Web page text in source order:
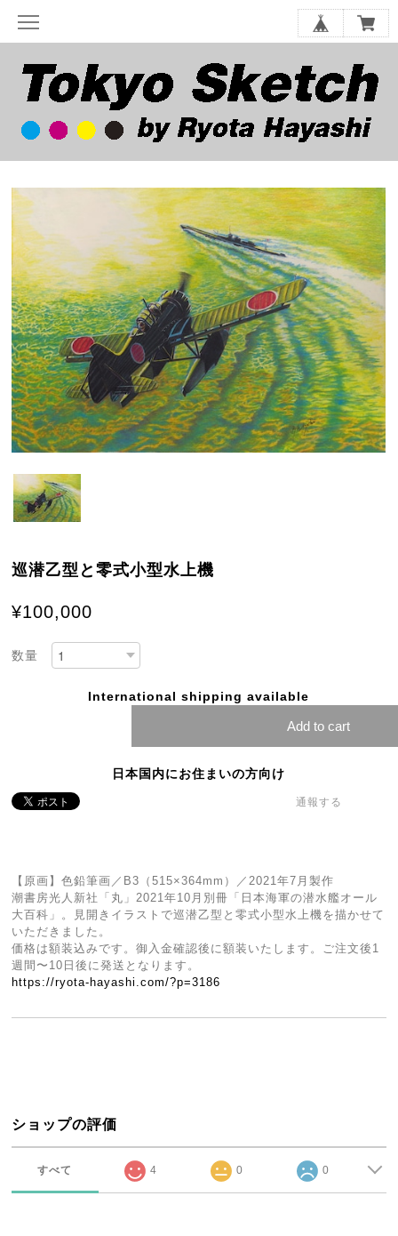
巡潜乙型と零式小型水上機
¥100,000
数量
International shipping available
Add to cart
日本国内にお住まいの方向け
通報する
【原画】色鉛筆画／B3（515×364mm）／2021年7月製作
潮書房光人新社「丸」2021年10月別冊「日本海軍の潜水艦オール
大百科」。見開きイラストで巡潜乙型と零式小型水上機を描かせて
いただきました。
価格は額装込みです。御入金確認後に額装いたします。ご注文後1
週間〜10日後に発送となります。
https://ryota-hayashi.com/?p=3186
ショップの評価
すべて 4 0 0